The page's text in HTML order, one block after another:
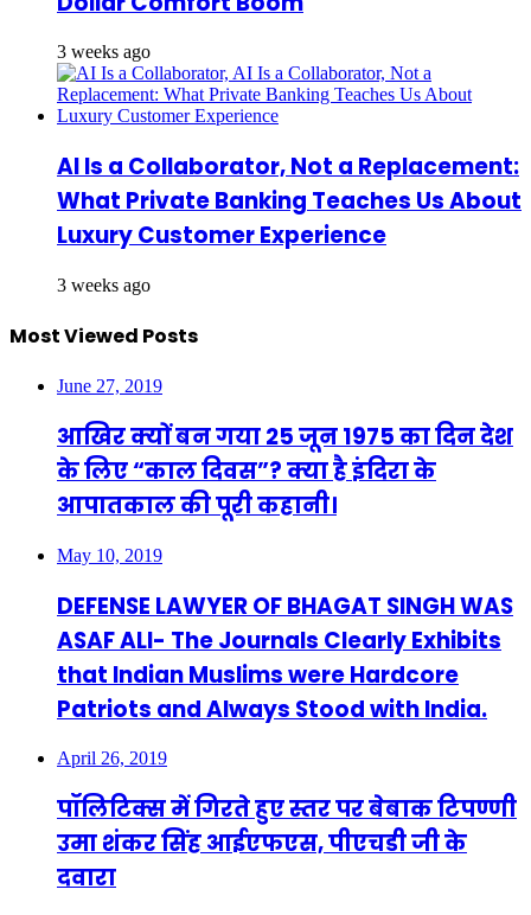
3 weeks ago
AI Is a Collaborator, Not a Replacement:
What Private Banking Teaches Us About
Luxury Customer Experience
3 weeks ago
Most Viewed Posts
June 27, 2019
आखिर क्यों बन गया 25 जून 1975 का दिन देश
के लिए “काल दिवस”? क्या है इंदिरा के
आपातकाल की पूरी कहानी।
May 10, 2019
DEFENSE LAWYER OF BHAGAT SINGH WAS
ASAF ALI- The Journals Clearly Exhibits
that Indian Muslims were Hardcore
Patriots and Always Stood with India.
April 26, 2019
पॉलिटिक्स में गिरते हुए स्तर पर बेबाक टिपण्णी
उमा शंकर सिंह आईएफएस, पीएचडी जी के
दवारा